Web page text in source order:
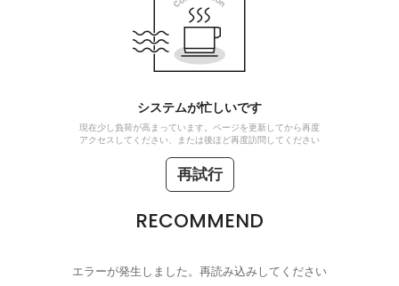
システムが忙しいです
現在少し負荷が高まっています。ページを更新してから再度
アクセスしてください、または後ほど再度訪問してください
再試行
RECOMMEND
エラーが発生しました。再読み込みしてください